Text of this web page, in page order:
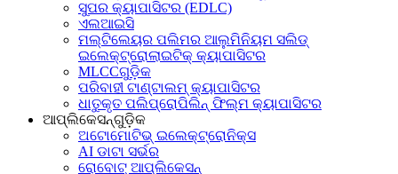
ସୁପର କ୍ୟାପାସିଟର (EDLC)
ଏଲଆଇସି
ମଲ୍ଟିଲେୟର ପଲିମର ଆଲୁମିନିୟମ ସଲିଡ୍
ଇଲେକ୍ଟ୍ରୋଲାଇଟିକ୍ କ୍ୟାପାସିଟର
MLCCଗୁଡ଼ିକ
ପରିବାହୀ ଟାଣ୍ଟାଲମ୍ କ୍ୟାପାସିଟର
ଧାତୁକୃତ ପଲିପ୍ରୋପିଲିନ୍ ଫିଲ୍ମ କ୍ୟାପାସିଟର
ଆପ୍ଲିକେସନ୍‌ଗୁଡ଼ିକ
ଅଟୋମୋଟିଭ୍ ଇଲେକ୍ଟ୍ରୋନିକ୍ସ
AI ଡାଟା ସର୍ଭର
ରୋବୋଟ୍ ଆପ୍ଲିକେସନ୍